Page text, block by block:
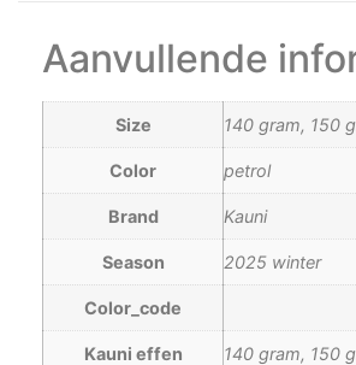
Aanvullende
Size 140 gram, 150
Color petrol
Brand Kauni
Season 2025 winter
Color_code
Kauni effen 140 gram, 150